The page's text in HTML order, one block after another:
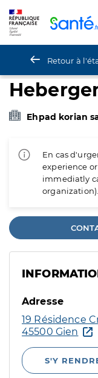
Retour à
Ehpad korian
En cas
experience
immediatly
organization).
Adresse
19 Résidence
45500 Gien
S'Y